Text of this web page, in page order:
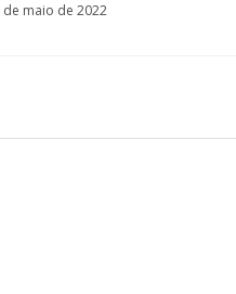
de maio de 2022